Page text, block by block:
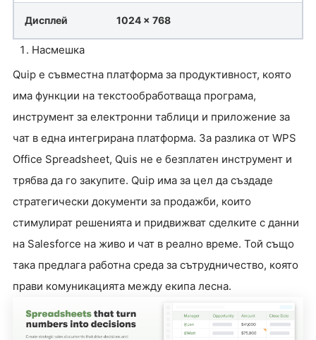
Дисплей 1024 x 768
Насмешка
Quip е съвместна платформа за продуктивност, която
има функции на текстообработваща програма,
инструмент за електронни таблици и приложение за
чат в една интегрирана платформа. За разлика от WPS
Office Spreadsheet, Quis не е безплатен инструмент и
трябва да го закупите. Quip има за цел да създаде
стратегически документи за продажби, които
стимулират решенията и придвижват сделките с данни
на Salesforce на живо и чат в реално време. Той също
така предлага работна среда за сътрудничество, която
прави комуникацията между екипа лесна.